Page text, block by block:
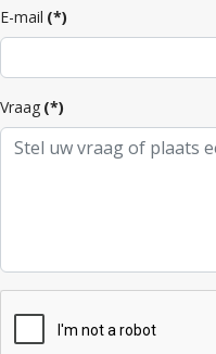
E-mail (*)
Vraag (*)